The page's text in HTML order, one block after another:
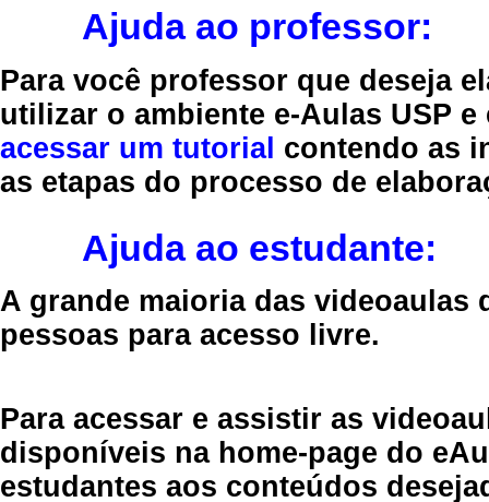
Ajuda ao professor:
Para você professor que deseja
utilizar o ambiente e-Aulas USP
acessar um tutorial contendo as
as etapas do processo de
Ajuda ao estudante:
A grande maioria das videoaulas
pessoas para acesso livre.
Para acessar e assistir as
disponíveis na home-page do
estudantes aos conteúdos